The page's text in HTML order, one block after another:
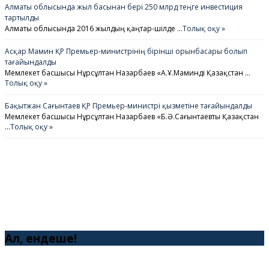
Алматы облысында жыл басынан бері 250 млрд теңге инвестиция
тартылды
Алматы облысында 2016 жылдың қаңтар-шілде …Толық оқу »
Асқар Мамин ҚР Премьер-министрінің бірінші орынбасары болып
тағайындалды
Мемлекет басшысы Нұрсұлтан Назарбаев «А.Ұ.Маминді Қазақстан …
Толық оқу »
Бақытжан Сағынтаев ҚР Премьер-министрі қызметіне тағайындалды
Мемлекет басшысы Нұрсұлтан Назарбаев «Б.Ә.Сағынтаевты Қазақстан
…Толық оқу »
Ал, ендеше!